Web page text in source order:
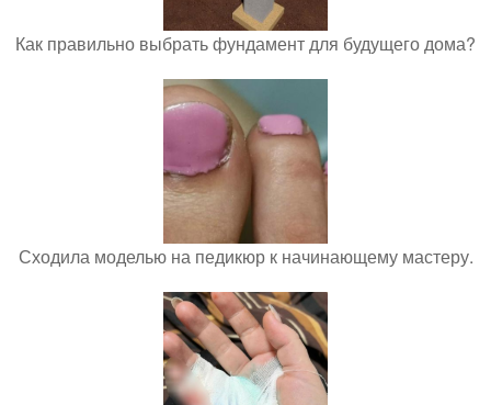
Как правильно выбрать фундамент для будущего дома?
Сходила моделью на педикюр к начинающему мастеру.